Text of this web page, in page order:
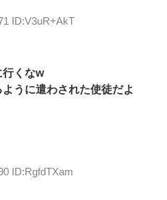
ID:V3uR+AkT
行くなw
うに遣わされた使徒だよ
ID:RgfdTXam